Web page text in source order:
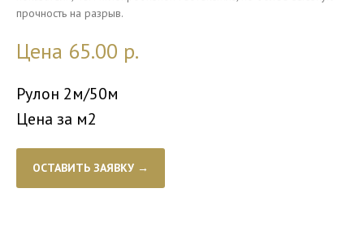
прочность на разрыв.
Цена 65.00 р.
Рулон 2м/50м
Цена за м2
ОСТАВИТЬ ЗАЯВКУ →